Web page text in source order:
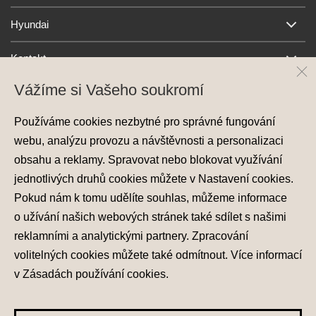
Hyundai
Kontakt
© 2026 Hyundai Motor Czech s.r.o.
Všechna práva vyhrazena
Ochrana osobních údajů
Nastavení cookies
Vážíme si Vašeho soukromí
Používáme cookies nezbytné pro správné fungování
webu, analýzu provozu a návštěvnosti a personalizaci
obsahu a reklamy. Spravovat nebo blokovat využívání
jednotlivých druhů cookies můžete v Nastavení cookies.
Pokud nám k tomu udělíte souhlas, můžeme informace
o užívání našich webových stránek také sdílet s našimi
reklamními a analytickými partnery. Zpracování
volitelných cookies můžete také odmítnout. Více informací
v Zásadách používání cookies.